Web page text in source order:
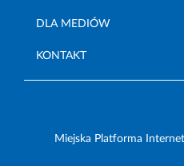
DLA MEDIÓW
KONTAKT
Miejska Platforma